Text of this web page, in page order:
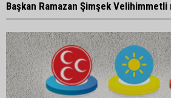
Başkan Ramazan Şimşek